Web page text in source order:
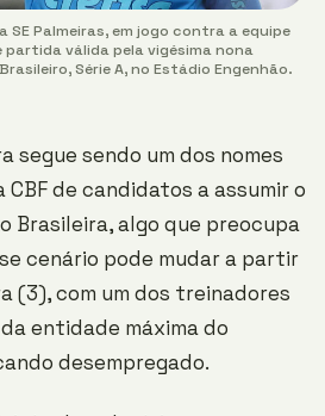
SE Palmeiras, em jogo contra a equipe
válida pela vigésima nona
Série A, no Estádio Engenhão.
segue sendo um dos nomes
de candidatos a assumir o
Brasileira, algo que preocupa
cenário pode mudar a partir
(3), com um dos treinadores
entidade máxima do
desempregado.